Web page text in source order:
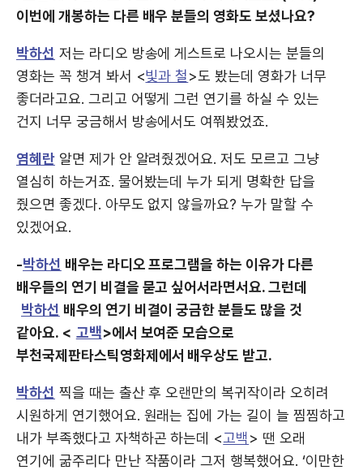
이번에 개봉하는 다른 배우 분들의 영화도 보셨나요?
박하선 저는 라디오 방송에 게스트로 나오시는 분들의
영화는 꼭 챙겨 봐서 <빛과 철>도 봤는데 영화가 너무
좋더라고요. 그리고 어떻게 그런 연기를 하실 수 있는
건지 너무 궁금해서 방송에서도 여쭤봤었죠.
염혜란알면 제가 안 알려줬겠어요. 저도 모르고 그냥
열심히 하는거죠. 물어봤는데 누가 되게 명확한 답을
줬으면 좋겠다. 아무도 없지 않을까요? 누가 말할 수
있겠어요.
-박하선 배우는 라디오 프로그램을 하는 이유가 다른
배우들의 연기 비결을 묻고 싶어서라면서요. 그런데
박하선 배우의 연기 비결이 궁금한 분들도 많을 것
같아요. < 고백>에서 보여준 모습으로
부천국제판타스틱영화제에서 배우상도 받고.
박하선 찍을 때는 출산 후 오랜만의 복귀작이라 오히려
시원하게 연기했어요. 원래는 집에 가는 길이 늘 찜찜하고
내가 부족했다고 자책하곤 하는데 <고백> 땐 오래
연기에 굶주리다 만난 작품이라 그저 행복했어요. ‘이만한